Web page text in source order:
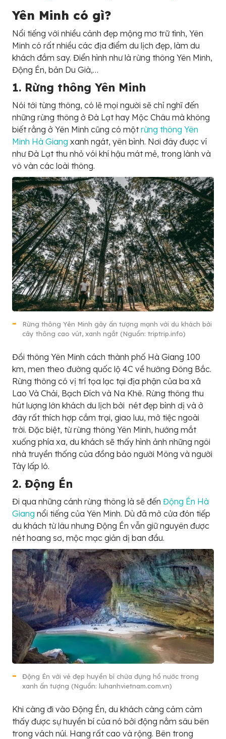
Yên Minh có gì?
Nổi tiếng với nhiều cảnh đẹp mộng mơ trữ tình, Yên
Minh có rất nhiều các địa điểm du lịch đẹp, làm du
khách đắm say. Điển hình như là rừng thông Yên Minh,
Động Én, bản Du Già,…
1. Rừng thông Yên Minh
Nói tới từng thông, có lẽ mọi người sẽ chỉ nghĩ đến
những rừng thông ở Đà Lạt hay Mộc Châu mà không
biết rằng ở Yên Minh cũng có mộtrừng thông Yên
Minh Hà Giang xanh ngát, yên bình. Nơi đây được ví
như Đà Lạt thu nhỏ vói khí hậu mát mẻ, trong lành và
vô vàn các loài thông.
Rừng thông Yên Minh gây ấn tượng mạnh với du khách bởi
cây thông cao vút, xanh ngắt (Nguồn: triptrip.info)
Đồi thông Yên Minh cách thành phố Hà Giang 100
km, men theo đường quốc lộ 4C về hướng Đông Bắc.
Rừng thông có vị trí tọa lạc tại địa phận của ba xã
Lao Và Chải, Bạch Đích và Na Khê. Rừng thông thu
hút lượng lớn khách du lịch bởi nét đẹp bình dị và ở
đây rất thích hợp cắm trại, giao lưu, mở tiệc ngoài
trời. Đặc biệt, từ rừng thông Yên Minh, hướng mắt
xuống phía xa, du khách sẽ thấy hình ảnh những ngôi
nhà truyền thống của đồng bảo người Mông và người
Tày lấp ló.
2. Động Én
Đi qua những cánh rừng thông là sẽ đến Động Én Hà
Giang nổi tiếng của Yên Minh. Dù đã mở cửa đón tiếp
du khách từ lâu nhưng Động Én vẫn giữ nguyên được
nét hoang sơ, mộc mạc giản dị ban đầu.
Động Én với vẻ đẹp huyền bí chứa đựng hồ nước trong
xanh ấn tượng (Nguồn: luhanhvietnam.com.vn)
Khi càng đi vào Động Én, du khách càng cảm cảm
thấy được sự huyền bí của nó bởi động nằm sâu bên
trong vách núi. Hang rất cao và rộng. Bên trong